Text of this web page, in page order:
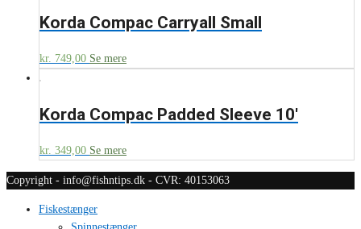
Korda Compac Carryall Small
kr. 749,00 Se mere
Korda Compac Padded Sleeve 10′
kr. 349,00 Se mere
Copyright - info@fishntips.dk - CVR: 40153063
Fiskestænger